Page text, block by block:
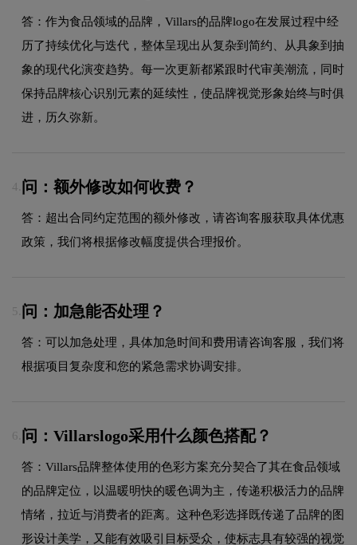
答：作为食品领域的品牌，Villars的品牌logo在发展过程中经
历了持续优化与迭代，整体呈现出从复杂到简约、从具象到抽
象的现代化演变趋势。每一次更新都紧跟时代审美潮流，同时
保持品牌核心识别元素的延续性，使品牌视觉形象始终与时俱
进，历久弥新。
4. 问：额外修改如何收费？
答：超出合同约定范围的额外修改，请咨询客服获取具体优惠
政策，我们将根据修改幅度提供合理报价。
5. 问：加急能否处理？
答：可以加急处理，具体加急时间和费用请咨询客服，我们将
根据项目复杂度和您的紧急需求协调安排。
6. 问：Villarslogo采用什么颜色搭配？
答：Villars品牌整体使用的色彩方案充分契合了其在食品领域
的品牌定位，以温暖明快的暖色调为主，传递积极活力的品牌
情绪，拉近与消费者的距离。这种色彩选择既传递了品牌的图
形设计美学，又能有效吸引目标受众，使标志具有较强的视觉